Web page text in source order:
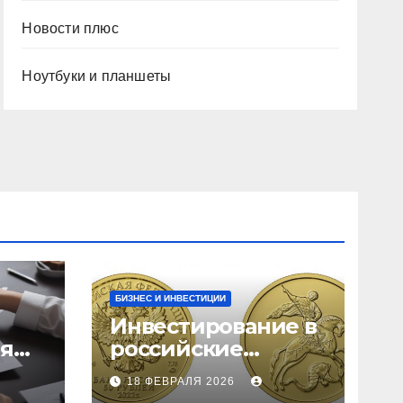
Новости плюс
Ноутбуки и планшеты
БИЗНЕС И ИНВЕСТИЦИИ
Инвестирование в
российские
золотые монеты:
подробное
18 ФЕВРАЛЯ 2026